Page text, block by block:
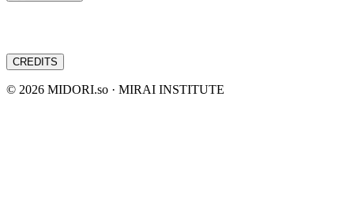
CREDITS
© 2026 MIDORI.so · MIRAI INSTITUTE